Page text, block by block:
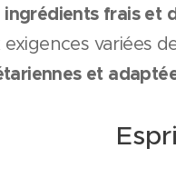
ingrédients frais et
variées
et